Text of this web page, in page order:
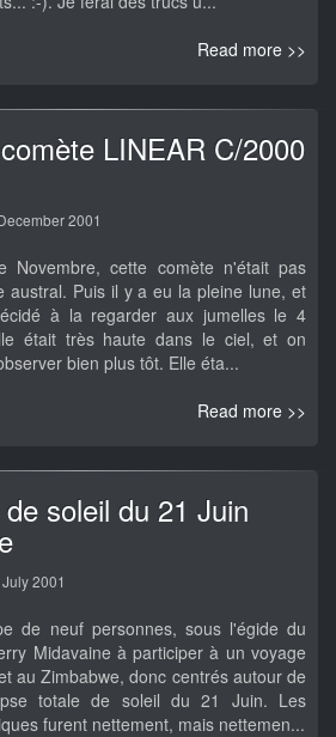
Read more >>
LINEAR C/2000
2001
Novembre, cette comète n'était pas
austral. Puis il y a eu la pleine lune, et
à la regarder aux jumelles le 4
était très haute dans le ciel, et on
bien plus tôt. Elle éta...
Read more >>
soleil du 21 Juin
2001
de neuf personnes, sous l'égide du
Midavaine à participer à un voyage
au Zimbabwe, donc centrés autour de
totale de soleil du 21 Juin. Les
furent nettement, mais nettemen...